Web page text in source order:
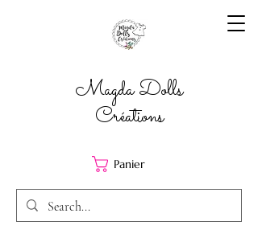
Magda Dolls
Créations
Panier